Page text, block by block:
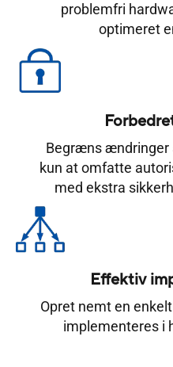
problemfri
optimeret
Begræns ændringer
kun at omfatte
med ekstra
Effektiv
Opret nemt en enkelt
implementeres i